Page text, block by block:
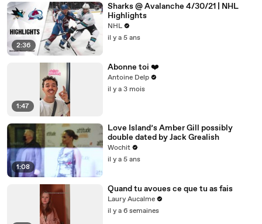
2:36
Sharks @ Avalanche 4/30/21 | NHL
Highlights
NHL
il y a 5 ans
1:47
Abonne toi ❤️
Antoine Delp
il y a 3 mois
1:08
Love Island’s Amber Gill possibly
double dated by Jack Grealish
Wochit
il y a 5 ans
Quand tu avoues ce que tu as fais
Laury Aucalme
il y a 6 semaines